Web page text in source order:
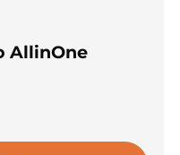
AllinOne